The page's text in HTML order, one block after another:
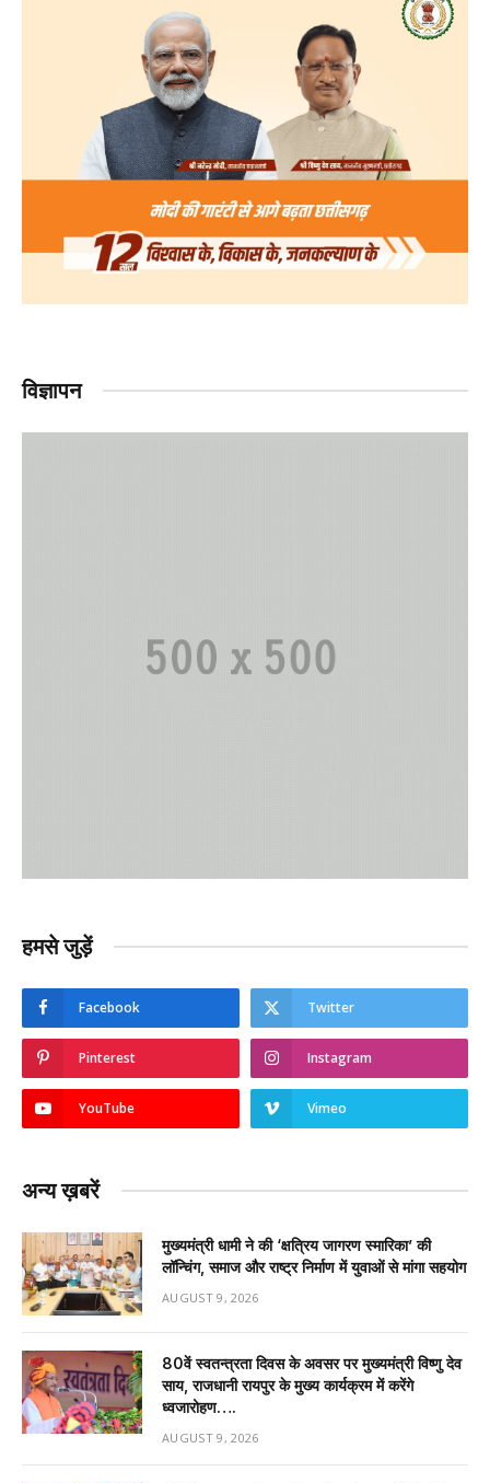
विज्ञापन
हमसे जुड़ें
Facebook Twitter
Pinterest Instagram
YouTube Vimeo
अन्य ख़बरें
मुख्यमंत्री धामी ने की ‘क्षत्रिय जागरण स्मारिका’ की
लॉन्चिंग, समाज और राष्ट्र निर्माण में युवाओं से मांगा सहयोग
AUGUST 9, 2026
80वें स्वतन्त्रता दिवस के अवसर पर मुख्यमंत्री विष्णु देव
साय, राजधानी रायपुर के मुख्य कार्यक्रम में करेंगे
ध्वजारोहण….
AUGUST 9, 2026